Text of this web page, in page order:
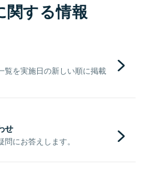
関する情報
覧を実施日の新しい順に掲載
せ
にお答えします。